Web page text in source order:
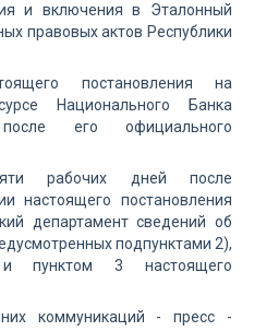
и включения в Эталонный
правовых актов Республики
постановления на
Национального Банка
его официального
рабочих дней после
настоящего постановления
департамент сведений об
подпунктами 2),
пунктом 3 настоящего
коммуникаций - пресс -